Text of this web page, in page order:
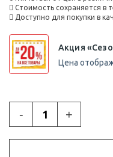
Стоимость сохраняется в
Доступно для покупки в
Акция
Цена
- +